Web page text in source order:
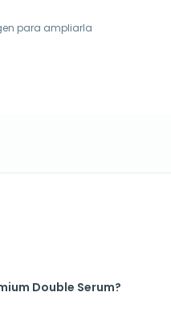
para ampliarla
Double Serum?